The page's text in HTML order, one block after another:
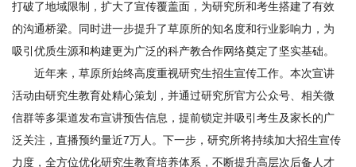
打破了地域限制，扩大了宣传覆盖面，为研究所和考生搭建了有效
的沟通桥梁。同时进一步提升了草原所的知名度和行业影响力，为
吸引优质生源和构建更为广泛的科产教合作网络奠定了坚实基础。
近年来，草原所始终高度重视研究生招生宣传工作。本次宣讲
活动由研究生教育处精心策划，并通过研究所官方公众号、相关微
信群等多渠道发布宣讲预告信息，提前锁定并吸引考生及家长的广
泛关注，直播预约量近7万人。下一步，研究所将持续加大招生宣传
力度，全方位优化研究生教育培养体系，不断提升高层次后备人才